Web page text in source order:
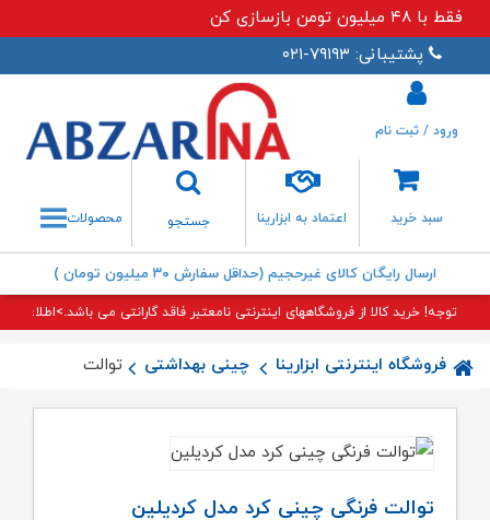
فقط با ۴۸ میلیون تومن بازسازی کن
پشتیبانی: ۷۹۱۹۳-۰۲۱
سبد خرید اعتماد به ابزارینا
جستجو
جستجو
ورود / ثبت نام
محصولات
ارسال رایگان کالای غیرحجیم (حداقل سفارش ۳۰ میلیون تومان )
توجه! خرید کالا از فروشگاههای اینترنتی نامعتبر فاقد گارانتی می باشد.>اطلاعات
فروشگاه اینترنتی ابزارینا چینی بهداشتی توالت فرنگی
توالت فرنگی چینی کرد مدل کردیلین